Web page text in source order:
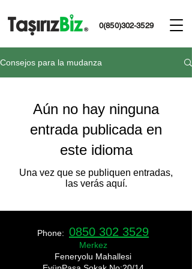
0(850)302-3529
Consejos para la mudanza
Aún no hay ninguna
entrada publicada en
este idioma
Una vez que se publiquen entradas,
las verás aquí.
Phone: 0850 302 3529
Merkez
​Feneryolu Mahallesi